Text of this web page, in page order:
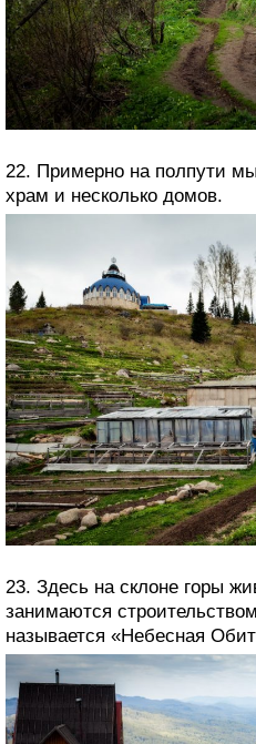
22. Примерно на полпути
храм и несколько домов.
23. Здесь на склоне горы
занимаются
называется «Небесная